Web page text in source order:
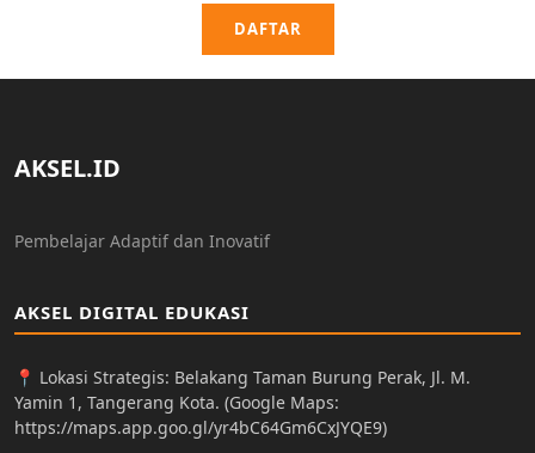
DAFTAR
AKSEL.ID
Pembelajar Adaptif dan Inovatif
AKSEL DIGITAL EDUKASI
📍 Lokasi Strategis: Belakang Taman Burung Perak, Jl. M.
Yamin 1, Tangerang Kota. (Google Maps:
https://maps.app.goo.gl/yr4bC64Gm6CxJYQE9)